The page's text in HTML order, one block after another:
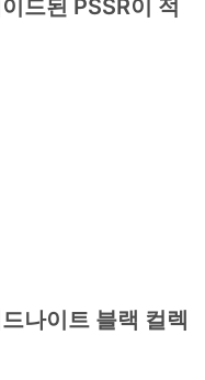
드된 PSSR이 적
나이트 블랙 컬렉